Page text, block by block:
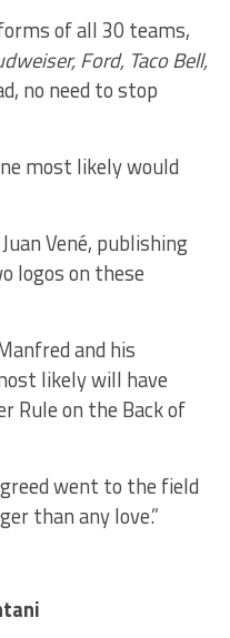
of all 30 teams,
Ford, Taco Bell,
no need to stop
most likely would
Vené, publishing
logos on these
and his
likely will have
Rule on the Back of
went to the field
than any love.”